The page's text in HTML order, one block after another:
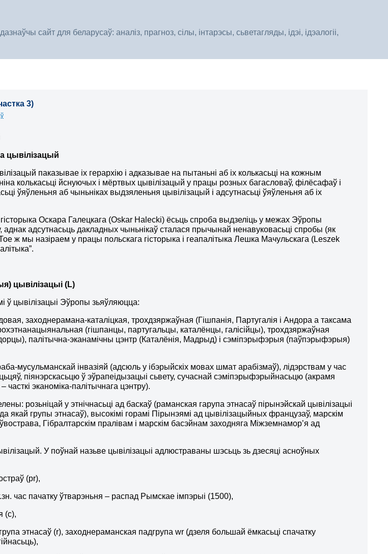
сайт для беларусаў: аналіз, прагноз, сілы, інтарэсы, сьветагляды, ідэі, ідэалогіі,
3)
цывілізацый
паказывае іх герархію і адказывае на пытаньні аб іх колькасьці на кожным
колькасьці йснуючых і мёртвых цывілізацый у працы розных багасловаў, філёсафаў і
ўяўленьня аб чыньніках выдзяленьня цывілізацый і адсутнасьці ўяўленьня аб іх
Оскара Галецкага (Oskar Halecki) ёсьць спроба выдзеліць у межах Эўропы
аднак адсутнасьць дакладных чыньнікаў сталася прычынай ненавуковасьці спробы (як
ж мы назіраем у працы польскага гісторыка і геапалітыка Лешка Мачульскага (Leszek
цывілізацыі (L)
ў цывілізацыі Эўропы зьяўляюцца:
заходнерамана-каталіцкая, трохдзяржаўная (Гішпанія, Партугалія і Андора а таксама
(гішпанцы, партугальцы, каталёнцы, галісійцы), трохдзяржаўная
палітычна-эканамічны цэнтр (Каталёнія, Мадрыд) і сэміпэрыфэрыя (паўпэрыфэрыя)
мусульманскай інвазіяй (адсюль у ібэрыйскіх мовах шмат арабізмаў), лідэрствам у час
піянэрскасьцю ў эўрапеідызацыі сьвету, сучаснай сэміпэрыфэрыйнасьцю (акрамя
часткі эканоміка-палітычнага цэнтру).
розьніцай у этнічнасьці ад баскаў (раманская гарупа этнасаў пірынэйскай цывілізацыі
якай групы этнасаў), высокімі горамі Пірынэямі ад цывілізацыйных французаў, марскім
Гібралтарскім пралівам і марскім басэйнам заходняга Міжземнамор’я ад
У поўнай назьве цывілізацыі адлюстраваны шэсьць зь дзесяці асноўных
(pr),
час пачатку ўтварэньня – распад Рымскае імпэрыі (1500),
(c),
этнасаў (r), заходнераманская падгрупа wr (дзеля большай ёмкасьці спачатку